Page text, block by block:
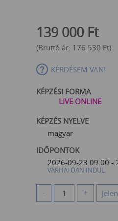
139 000 Ft
(Bruttó ár: 176 530 Ft)
KÉRDÉSEM VAN!
KÉPZÉSI FORMA
LIVE ONLINE
KÉPZÉS NYELVE
magyar
IDŐPONTOK
2026-09-23 09:00 -
VÁRHATÓAN INDUL
- +